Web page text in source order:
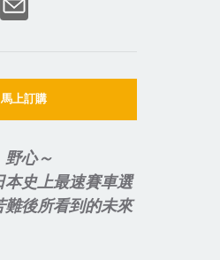
馬上訂購
野心～
本史上最速賽車選
難後所看到的未來